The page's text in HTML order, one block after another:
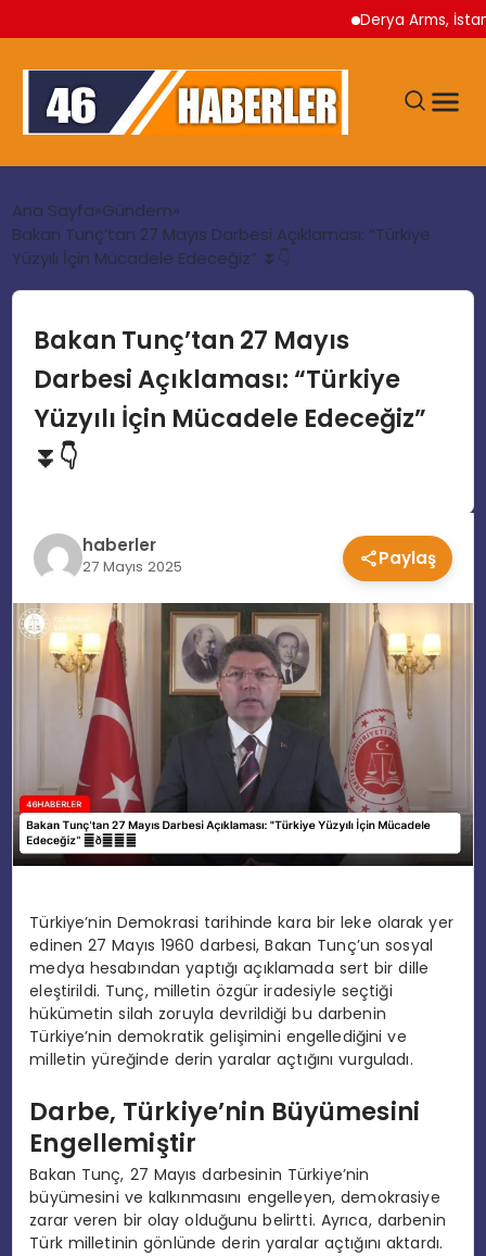
Derya Arms,
GÜNDEM
EKONOMI
SIYASET
TEKNOLOJI
SPOR
Ana Sayfa Gündem
Bakan Tunç’tan 27 Mayıs Darbesi Açıklaması: “Türkiye
Yüzyılı İçin Mücadele Edeceğiz” ⏬👇
Bakan Tunç’tan 27 Mayıs
Darbesi Açıklaması: “Türkiye
Yüzyılı İçin Mücadele Edeceğiz”
⏬👇
haberler
27 Mayıs 2025 Paylaş
Türkiye’nin Demokrasi tarihinde kara bir leke olarak yer
edinen 27 Mayıs 1960 darbesi, Bakan Tunç’un sosyal
medya hesabından yaptığı açıklamada sert bir dille
eleştirildi. Tunç, milletin özgür iradesiyle seçtiği
hükümetin silah zoruyla devrildiği bu darbenin
Türkiye’nin demokratik gelişimini engellediğini ve
milletin yüreğinde derin yaralar açtığını vurguladı.
Darbe, Türkiye’nin Büyümesini
Engellemiştir
Bakan Tunç, 27 Mayıs darbesinin Türkiye’nin
büyümesini ve kalkınmasını engelleyen, demokrasiye
zarar veren bir olay olduğunu belirtti. Ayrıca, darbenin
Türk milletinin gönlünde derin yaralar açtığını aktardı.